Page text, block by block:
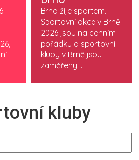
Brno žije sportem.
Sportovní akce v Brně
2026 jsou na denním
pořádku a sportovní
kluby v Brně jsou
zaměřeny ...
kluby